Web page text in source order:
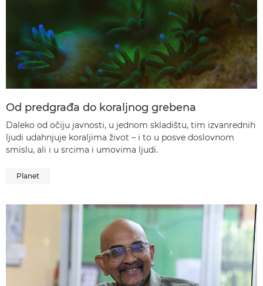
Od predgrađa do koraljnog grebena
Daleko od očiju javnosti, u jednom skladištu, tim izvanrednih
ljudi udahnjuje koraljima život – i to u posve doslovnom
smislu, ali i u srcima i umovima ljudi.
Planet